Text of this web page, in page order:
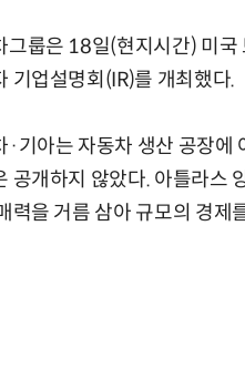
그룹은 18일(현지시간) 미
기업설명회(IR)를 개최했다.
·기아는 자동차 생산 공장
공개하지 않았다. 아틀라스
력을 거름 삼아 규모의 경제